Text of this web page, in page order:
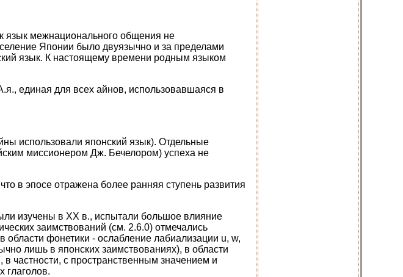
язык межнационального общения не
Японии было двуязычно и за пределами
язык. К настоящему времени родным языком
единая для всех айнов, использовавшаяся в
использовали японский язык). Отдельные
миссионером Дж. Бечелором) успеха не
в эпосе отражена более ранняя ступень развития
изучены в XX в., испытали большое влияние
заимствований (см. 2.6.0) отмечались
фонетики - ослабление лабиализации u, w,
лишь в японских заимствованиях), в области
частности, с пространственным значением и
глаголов.